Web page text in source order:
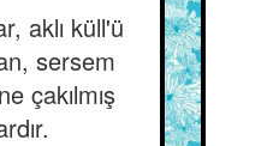
aklı küll'ü
sersem
çakılmış